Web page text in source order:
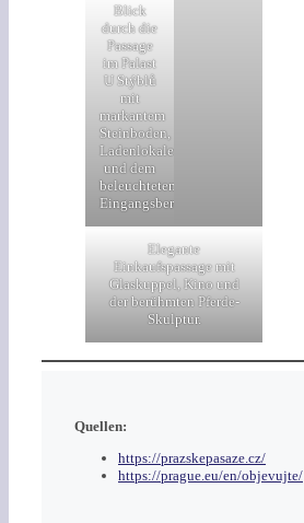
Blick
durch die
Passage
im Palast
U Stýblů
mit
markantem
Steinboden,
Ladenlokalen
und dem
beleuchteten
Eingangsbereich.
Elegante
Einkaufspassage mit
Glaskuppel, Kino und
der berühmten Pferde-
Skulptur.
Quellen:
https://prazskepasaze.cz/
https://prague.eu/en/objevujte/